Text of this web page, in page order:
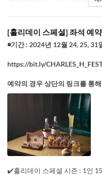
[홀리데이 스페셜] 좌석 예약
◾기간 : 2024년 12월 24, 25, 31
https://bit.ly/
예약의 경우 상단의 링크를 통
✔️홀리데이 스페셜 시즌 : 1인